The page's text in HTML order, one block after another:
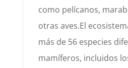
como pelícanos,
otras aves.El
más de 56 especies
mamíferos, incluidos